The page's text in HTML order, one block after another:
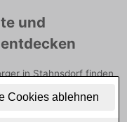
Cookies ablehnen
und
in Stahnsdorf finden
freie Optionen von Top-
heute.